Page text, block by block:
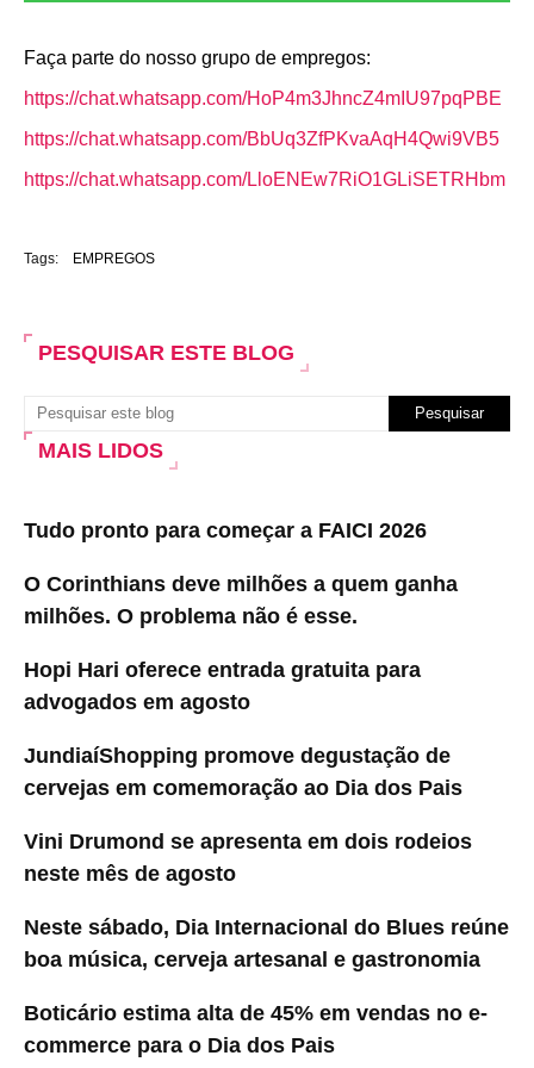
Faça parte do nosso grupo de empregos:
https://chat.whatsapp.com/HoP4m3JhncZ4mIU97pqPBE
https://chat.whatsapp.com/BbUq3ZfPKvaAqH4Qwi9VB5
https://chat.whatsapp.com/LloENEw7RiO1GLiSETRHbm
Tags: EMPREGOS
PESQUISAR ESTE BLOG
MAIS LIDOS
Tudo pronto para começar a FAICI 2026
O Corinthians deve milhões a quem ganha
milhões. O problema não é esse.
Hopi Hari oferece entrada gratuita para
advogados em agosto
JundiaíShopping promove degustação de
cervejas em comemoração ao Dia dos Pais
Vini Drumond se apresenta em dois rodeios
neste mês de agosto
Neste sábado, Dia Internacional do Blues reúne
boa música, cerveja artesanal e gastronomia
Boticário estima alta de 45% em vendas no e-
commerce para o Dia dos Pais